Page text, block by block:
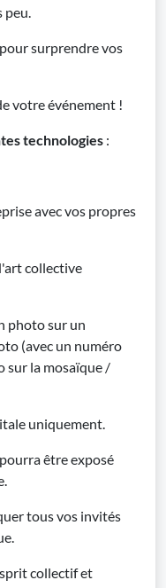
peu.
surprendre vos
votre événement !
technologies :
avec vos propres
collective
photo sur un
(avec un numéro
sur la mosaïque /
uniquement.
être exposé
tous vos invités
collectif et